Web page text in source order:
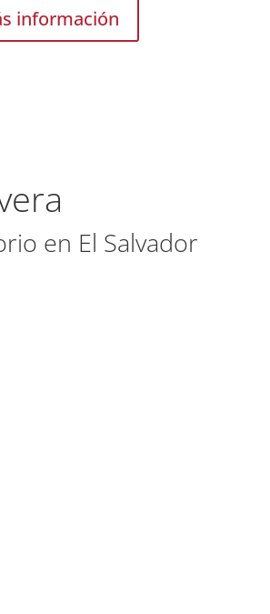
información
en El Salvador